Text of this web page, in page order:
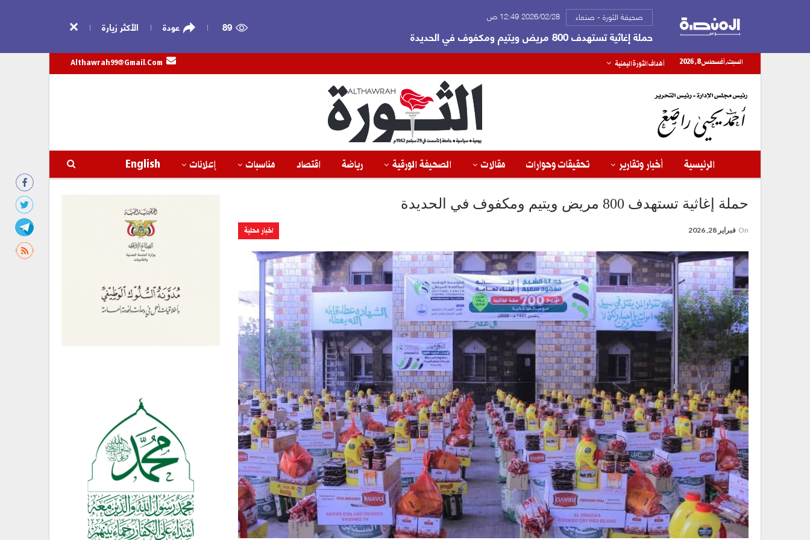
صحيفة الثورة - صنعاء 2026/02/28 12:49 ص
حملة إغاثية تستهدف 800 مريض ويتيم ومكفوف في الحديدة
89 عودة الأكثر زيارة